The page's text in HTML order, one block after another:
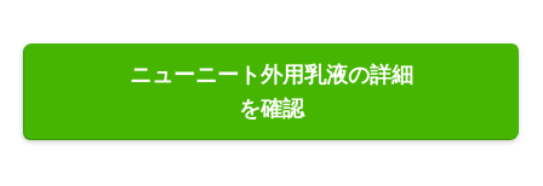
ニューニート外用乳液の詳細
を確認